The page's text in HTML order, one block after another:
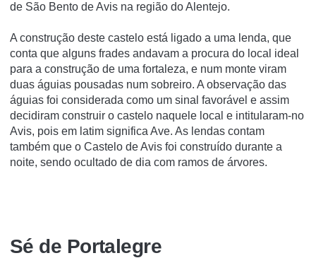
de São Bento de Avis na região do Alentejo.
A construção deste castelo está ligado a uma lenda, que
conta que alguns frades andavam a procura do local ideal
para a construção de uma fortaleza, e num monte viram
duas águias pousadas num sobreiro. A observação das
águias foi considerada como um sinal favorável e assim
decidiram construir o castelo naquele local e intitularam-no
Avis, pois em latim significa Ave. As lendas contam
também que o Castelo de Avis foi construído durante a
noite, sendo ocultado de dia com ramos de árvores.
Sé de Portalegre